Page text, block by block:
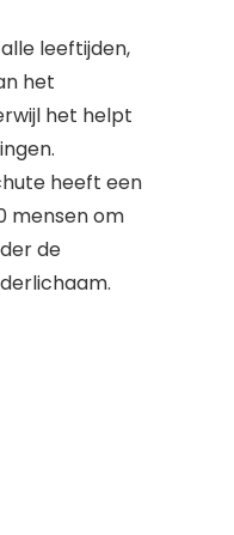
leeftijden,
het
het helpt
heeft een
mensen om
de